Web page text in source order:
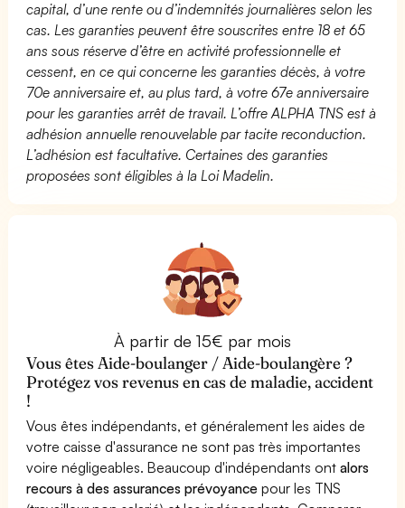
capital, d’une rente ou d’indemnités journalières selon les
cas. Les garanties peuvent être souscrites entre 18 et 65
ans sous réserve d’être en activité professionnelle et
cessent, en ce qui concerne les garanties décès, à votre
70e anniversaire et, au plus tard, à votre 67e anniversaire
pour les garanties arrêt de travail. L’offre ALPHA TNS est à
adhésion annuelle renouvelable par tacite reconduction.
L’adhésion est facultative. Certaines des garanties
proposées sont éligibles à la Loi Madelin.
À partir de 15€ par mois
Vous êtes Aide-boulanger / Aide-boulangère ?
Protégez vos revenus en cas de maladie, accident
!
Vous êtes indépendants, et généralement les aides de
votre caisse d'assurance ne sont pas très importantes
voire négligeables. Beaucoup d'indépendants ontalors
recours à des assurances prévoyance pour les TNS